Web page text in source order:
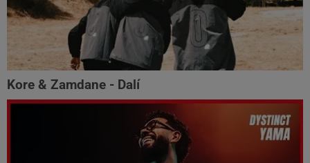
Kore & Zamdane - Dalí